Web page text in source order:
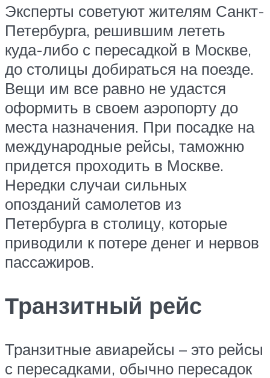
Эксперты советуют жителям Санкт-
Петербурга, решившим лететь
куда-либо с пересадкой в Москве,
до столицы добираться на поезде.
Вещи им все равно не удастся
оформить в своем аэропорту до
места назначения. При посадке на
международные рейсы, таможню
придется проходить в Москве.
Нередки случаи сильных
опозданий самолетов из
Петербурга в столицу, которые
приводили к потере денег и нервов
пассажиров.
Транзитный рейс
Транзитные авиарейсы – это рейсы
с пересадками, обычно пересадок